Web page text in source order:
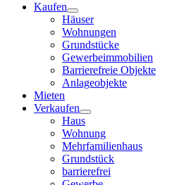
Kaufen
Häuser
Wohnungen
Grundstücke
Gewerbeimmobilien
Barrierefreie Objekte
Anlageobjekte
Mieten
Verkaufen
Haus
Wohnung
Mehrfamilienhaus
Grundstück
barrierefrei